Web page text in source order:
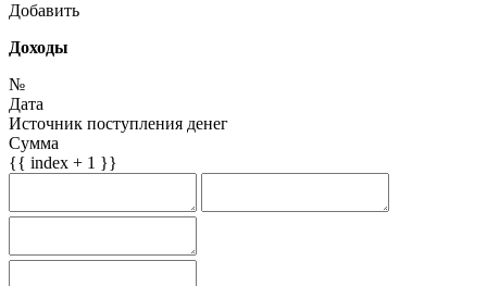
Добавить
Доходы
№
Дата
Источник поступления денег
Сумма
{{ index + 1 }}